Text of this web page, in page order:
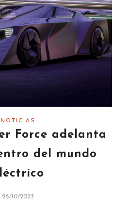
NOTICIAS
Force adelanta
del mundo
26/10/2023